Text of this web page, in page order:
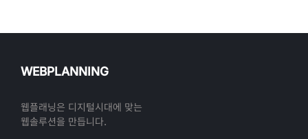
WEBPLANNING
웹플래닝은 디지털시대에 맞는
웹솔루션을 만듭니다.